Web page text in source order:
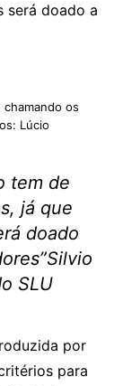
será doado a
os
Lúcio
tem de
já que
doado
SLU
por
para